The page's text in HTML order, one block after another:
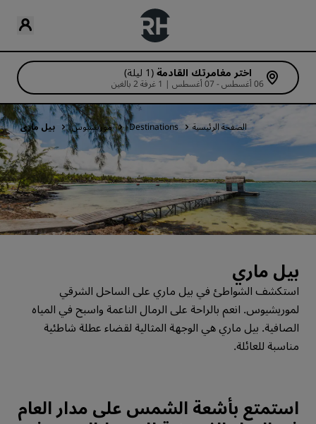
اختر مغامرتك القادمة (1 ليلة)
06 أغسطس - 07 أغسطس | 1 غرفة 2 بالغين
الصفحة الرئيسية Destinations موريشيوس بيل ماري
بيل ماري
استكشف الشواطئ في بيل ماري على الساحل الشرقي
لموريشيوس. انعم بالراحة على الرمال الناعمة واسبح في المياه
الصافية. بيل ماري هي الوجهة المثالية لقضاء عطلة شاطئية
مناسبة للعائلة.
استمتع بأشعة الشمس على مدار العام